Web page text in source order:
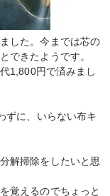
した。今までは芯の
できたようです。
1,800円で済みまし
ずに、いらない布キ
解掃除をしたいと思
覚えるのでちょっと